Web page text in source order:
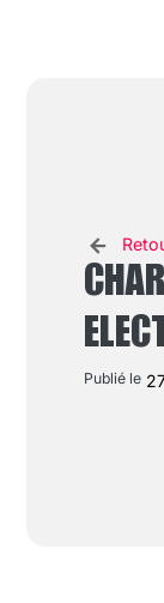
Publié le